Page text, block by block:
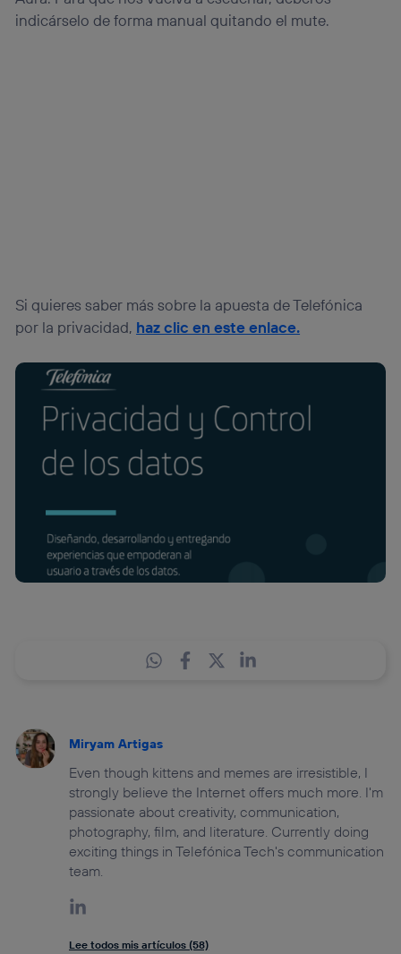
indicárselo de forma manual quitando el mute.
Si quieres saber más sobre la apuesta de Telefónica
por la privacidad, haz clic en este enlace.
Miryam Artigas
Even though kittens and memes are irresistible, I
strongly believe the Internet offers much more. I'm
passionate about creativity, communication,
photography, film, and literature. Currently doing
exciting things in Telefónica Tech's communication
team.
Lee todos mis artículos (58)